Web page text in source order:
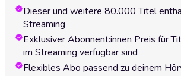
Dieser und weitere 80.000 Titel
Streaming
Exklusiver Abonnent:innen Preis für
im Streaming verfügbar sind
Flexibles Abo passend zu deinem